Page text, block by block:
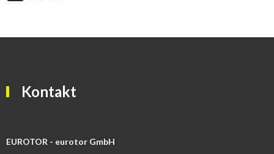
Kontakt
EUROTOR - eurotor GmbH